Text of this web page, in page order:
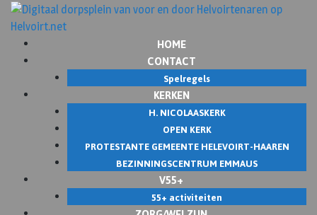
HOME
CONTACT
Spelregels
KERKEN
H. NICOLAASKERK
OPEN KERK
PROTESTANTE GEMEENTE HELEVOIRT-HAAREN
BEZINNINGSCENTRUM EMMAUS
V55+
55+ activiteiten